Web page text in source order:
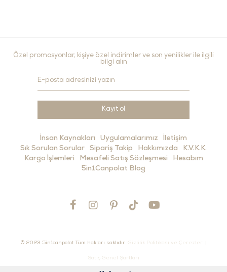
Özel promosyonlar, kişiye özel indirimler ve son yenilikler ile ilgili
bilgi alın
Kayıt ol
İnsan Kaynakları Uygulamalarımız
İletişim
Sık Sorulan Sorular
Sipariş Takip Hakkımızda
K.V.K.K.
Kargo İşlemleri
Mesafeli Satış Sözleşmesi
Hesabım
5in1Canpolat Blog
© 2023 5in1canpolat Tüm hakları saklıdır Gizlilik Politikası ve Çerezler
Satış Genel Şartları